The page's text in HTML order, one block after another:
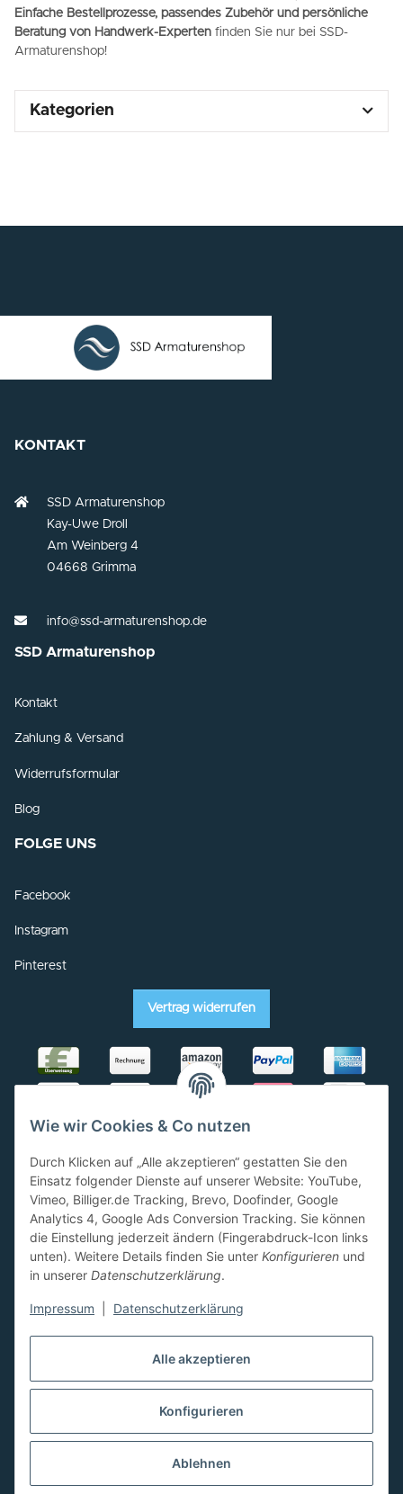
Alle akzeptieren
Konfigurieren
Ablehnen
Wie wir Cookies & Co nutzen
Durch Klicken auf „Alle akzeptieren“ gestatten Sie den
Einsatz folgender Dienste auf unserer Website: YouTube,
Vimeo, Billiger.de Tracking, Brevo, Doofinder, Google
Analytics 4, Google Ads Conversion Tracking. Sie können
die Einstellung jederzeit ändern (Fingerabdruck-Icon links
unten). Weitere Details finden Sie unter Konfigurieren und
in unserer Datenschutzerklärung.
Impressum Datenschutzerklärung
Einfache Bestellprozesse, passendes Zubehör und persönliche
Beratung von Handwerk-Experten finden Sie nur bei SSD-
Armaturenshop!
Kategorien
KONTAKT
SSD Armaturenshop
Kay-Uwe Droll
Am Weinberg 4
04668 Grimma
info@ssd-armaturenshop.de
SSD Armaturenshop
Kontakt
Zahlung & Versand
Widerrufsformular
Blog
FOLGE UNS
Facebook
Instagram
Pinterest
Vertrag widerrufen
AGB Widerrufsbelehrung
Batteriegesetzhinweise
* Alle Preise inkl. gesetzlicher USt., zzgl.
Status:
(Tracking aktiv)
Für Lieferungen nach Österreich
Belgien 21 % MWST / Für
Powered by